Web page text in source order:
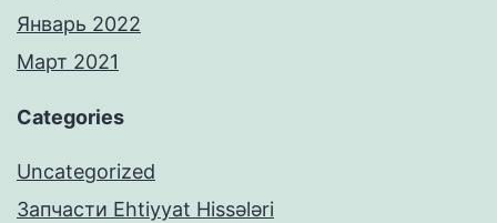
Январь 2022
Март 2021
Categories
Uncategorized
Запчасти Ehtiyyat Hissələri